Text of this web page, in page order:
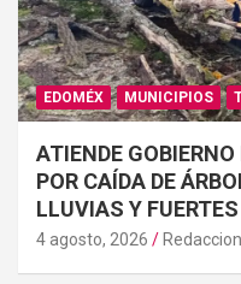
EDOMÉX MUNICIPIOS
ATIENDE
POR CAÍDA DE
LLUVIAS Y
4 agosto, 2026 Redaccion